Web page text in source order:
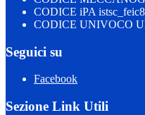
CODICE iPA
CODICE UNIVOCO
Seguici su
Facebook
Sezione Link Utili